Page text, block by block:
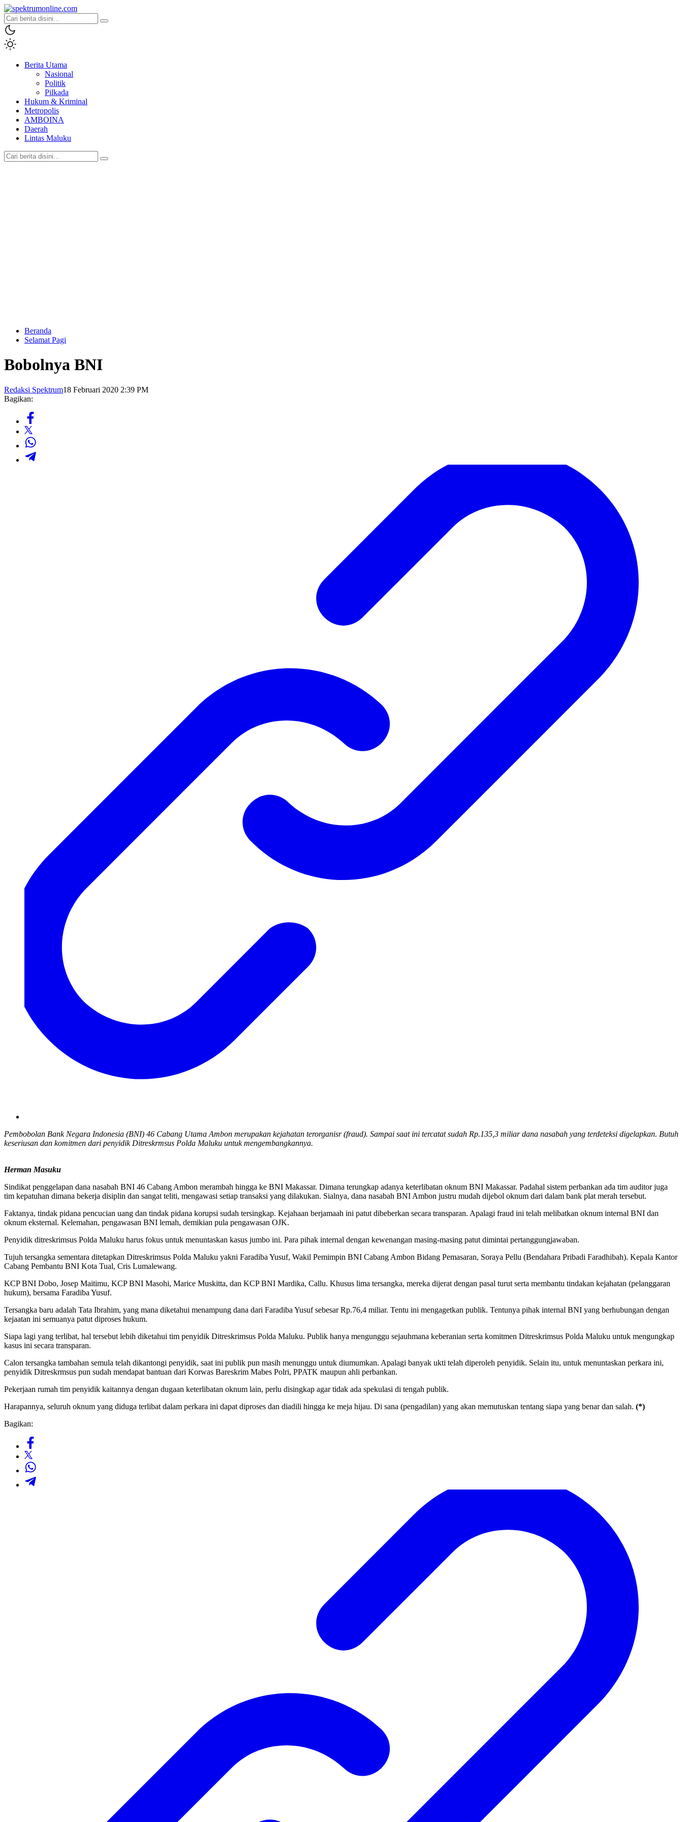
spektrumonline.com
Berita Utama
Nasional
Politik
Pilkada
Hukum & Kriminal
Metropolis
AMBOINA
Daerah
Lintas Maluku
Beranda
Selamat Pagi
Bobolnya BNI
Redaksi Spektrum18 Februari 2020 2:39 PM
Bagikan:
Pembobolan Bank Negara Indonesia (BNI) 46 Cabang Utama Ambon merupakan kejahatan terorganisr (fraud). Sampai saat ini tercatat sudah Rp.135,3 miliar dana nasabah yang terdeteksi digelapkan. Butuh
keseriusan dan komitmen dari penyidik Ditreskrmsus Polda Maluku untuk mengembangkannya.
Herman Masuku
Sindikat penggelapan dana nasabah BNI 46 Cabang Ambon merambah hingga ke BNI Makassar. Dimana terungkap adanya keterlibatan oknum BNI Makassar. Padahal sistem perbankan ada tim auditor juga
tim kepatuhan dimana bekerja disiplin dan sangat teliti, mengawasi setiap transaksi yang dilakukan. Sialnya, dana nasabah BNI Ambon justru mudah dijebol oknum dari dalam bank plat merah tersebut.
Faktanya, tindak pidana pencucian uang dan tindak pidana korupsi sudah tersingkap. Kejahaan berjamaah ini patut dibeberkan secara transparan. Apalagi fraud ini telah melibatkan oknum internal BNI dan
oknum eksternal. Kelemahan, pengawasan BNI lemah, demikian pula pengawasan OJK.
Penyidik ditreskrimsus Polda Maluku harus fokus untuk menuntaskan kasus jumbo ini. Para pihak internal dengan kewenangan masing-masing patut dimintai pertanggungjawaban.
Tujuh tersangka sementara ditetapkan Ditreskrimsus Polda Maluku yakni Faradiba Yusuf, Wakil Pemimpin BNI Cabang Ambon Bidang Pemasaran, Soraya Pellu (Bendahara Pribadi Faradhibah). Kepala Kantor
Cabang Pembantu BNI Kota Tual, Cris Lumalewang.
KCP BNI Dobo, Josep Maitimu, KCP BNI Masohi, Marice Muskitta, dan KCP BNI Mardika, Callu. Khusus lima tersangka, mereka dijerat dengan pasal turut serta membantu tindakan kejahatan (pelanggaran
hukum), bersama Faradiba Yusuf.
Tersangka baru adalah Tata Ibrahim, yang mana diketahui menampung dana dari Faradiba Yusuf sebesar Rp.76,4 miliar. Tentu ini mengagetkan publik. Tentunya pihak internal BNI yang berhubungan dengan
kejaatan ini semuanya patut diproses hukum.
Siapa lagi yang terlibat, hal tersebut lebih diketahui tim penyidik Ditreskrimsus Polda Maluku. Publik hanya mengunggu sejauhmana keberanian serta komitmen Ditreskrimsus Polda Maluku untuk mengungkap
kasus ini secara transparan.
Calon tersangka tambahan semula telah dikantongi penyidik, saat ini publik pun masih menunggu untuk diumumkan. Apalagi banyak ukti telah diperoleh penyidik. Selain itu, untuk menuntaskan perkara ini,
penyidik Ditreskrmsus pun sudah mendapat bantuan dari Korwas Bareskrim Mabes Polri, PPATK maupun ahli perbankan.
Pekerjaan rumah tim penyidik kaitannya dengan dugaan keterlibatan oknum lain, perlu disingkap agar tidak ada spekulasi di tengah publik.
Harapannya, seluruh oknum yang diduga terlibat dalam perkara ini dapat diproses dan diadili hingga ke meja hijau. Di sana (pengadilan) yang akan memutuskan tentang siapa yang benar dan salah. (*)
Bagikan: